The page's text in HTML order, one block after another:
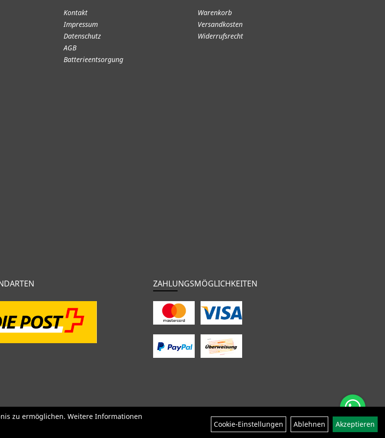
Kontakt
Impressum
Datenschutz
AGB
Batterieentsorgung
Warenkorb
Versandkosten
Widerrufsrecht
ZAHLUNGSMÖGLICHKEITEN
Pinarello OPEN Kids / BMX
zu ermöglichen. Weitere Informationen
Cookie-Einstellungen Ablehnen Akzeptieren